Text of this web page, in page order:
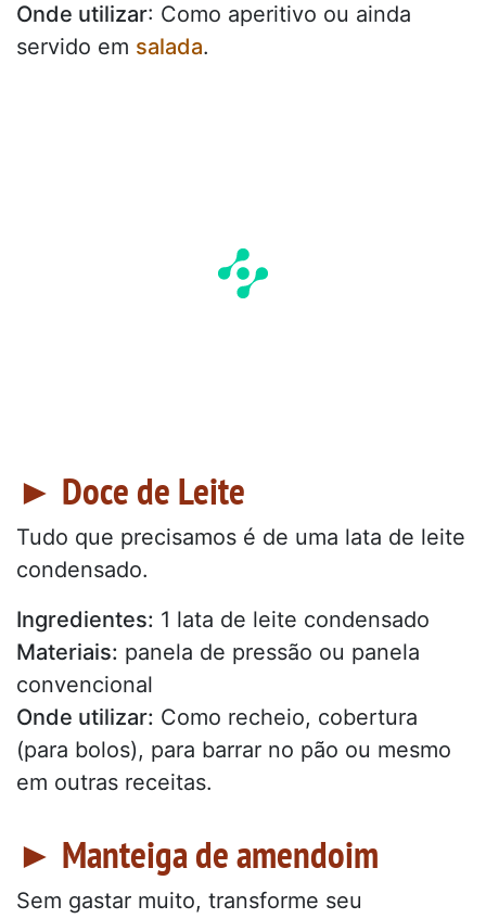
Onde utilizar: Como aperitivo ou ainda
servido em salada.
► Doce de Leite
Tudo que precisamos é de uma lata de leite
condensado.
Ingredientes: 1 lata de leite condensado
Materiais: panela de pressão ou panela
convencional
Onde utilizar: Como recheio, cobertura
(para bolos), para barrar no pão ou mesmo
em outras receitas.
► Manteiga de amendoim
Sem gastar muito, transforme seu